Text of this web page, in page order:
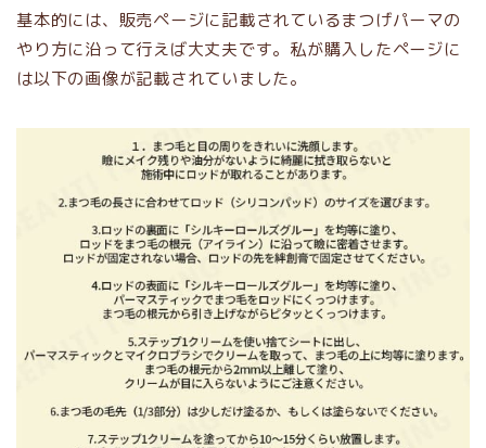
基本的には、販売ページに記載されているまつげパーマの
やり方に沿って行えば大丈夫です。私が購入したページに
は以下の画像が記載されていました。